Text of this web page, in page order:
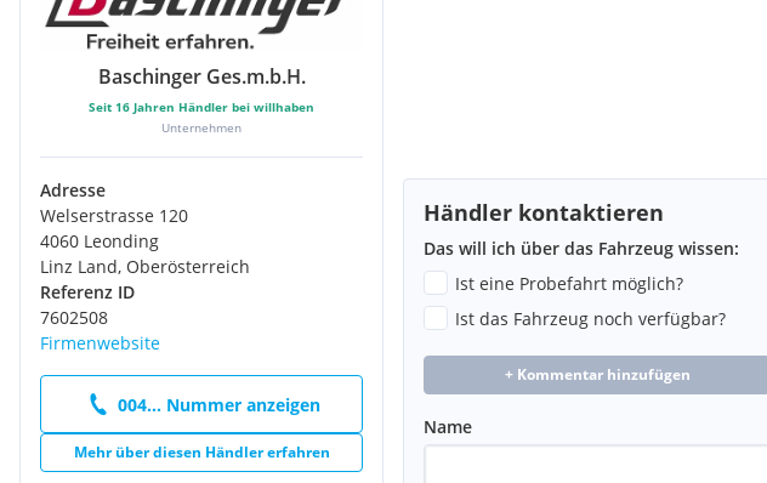
Rücksitzbank geteilt/klappbar (1/3-2/3) Ladefläche eben
Rücksitze als Einzelsitze, klappbar / verschiebbar
Fahrassistenz-System: Abstandswarner
Bremsassistent
Schalt-/Wählhebelgriff Leder
Schaltpunktanzeige
Scheinwerfer Full-LED
Seitenairbag vorn
Servolenkung elektronisch gesteuert
Servolenkung geschwindigkeitsabhängig
Sicherheitsgurte vorn höhenverstellbar
Sitzbezug / Polsterung: Kunstleder / Stoff
Sitze vorn höhenverstellbar
Sonnenblenden mit Spiegel (beleuchtet)
Start/Stop-Anlage
Steckdose (12V-Anschluß) 2.Sitzreihe
Tagfahrlicht LED
Baschinger Ges.m.b.H.
Seit 16 Jahren Händler bei willhaben
Unternehmen
Adresse
Welserstrasse 120
4060 Leonding
Linz Land, Oberösterreich
Referenz ID
7602508
Firmenwebsite
004... Nummer anzeigen
Mehr über diesen Händler erfahren
Händler kontaktieren
Das will ich über das Fahrzeug wissen:
Ist eine Probefahrt möglich?
Ist das Fahrzeug noch verfügbar?
+ Kommentar hinzufügen
Name